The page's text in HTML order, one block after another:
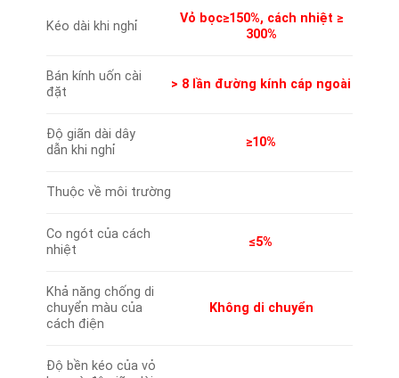
Kéo dài khi nghỉ
Vỏ bọc≥150%, cách nhiệt ≥
300%
Bán kính uốn cài
đặt
> 8 lần đường kính cáp ngoài
Độ giãn dài dây
dẫn khi nghỉ
≥10%
Thuộc về môi trường
Co ngót của cách
nhiệt
≤5%
Khả năng chống di
chuyển màu của
cách điện
Không di chuyển
Độ bền kéo của vỏ